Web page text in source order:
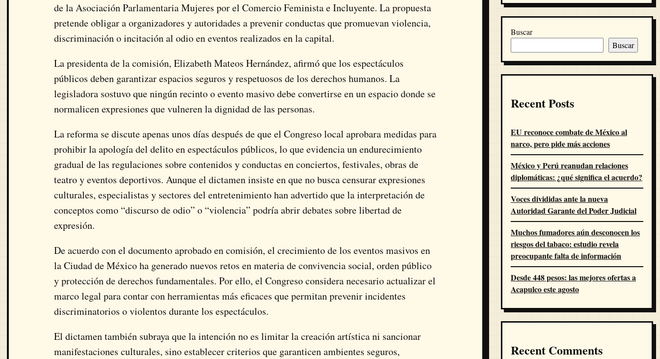
de la Asociación Parlamentaria Mujeres por el Comercio Feminista e Incluyente. La propuesta
pretende obligar a organizadores y autoridades a prevenir conductas que promuevan violencia,
discriminación o incitación al odio en eventos realizados en la capital.
La presidenta de la comisión, Elizabeth Mateos Hernández, afirmó que los espectáculos
públicos deben garantizar espacios seguros y respetuosos de los derechos humanos. La
legisladora sostuvo que ningún recinto o evento masivo debe convertirse en un espacio donde se
normalicen expresiones que vulneren la dignidad de las personas.
La reforma se discute apenas unos días después de que el Congreso local aprobara medidas para
prohibir la apología del delito en espectáculos públicos, lo que evidencia un endurecimiento
gradual de las regulaciones sobre contenidos y conductas en conciertos, festivales, obras de
teatro y eventos deportivos. Aunque el dictamen insiste en que no busca censurar expresiones
culturales, especialistas y sectores del entretenimiento han advertido que la interpretación de
conceptos como “discurso de odio” o “violencia” podría abrir debates sobre libertad de
expresión.
De acuerdo con el documento aprobado en comisión, el crecimiento de los eventos masivos en
la Ciudad de México ha generado nuevos retos en materia de convivencia social, orden público
y protección de derechos fundamentales. Por ello, el Congreso considera necesario actualizar el
marco legal para contar con herramientas más eficaces que permitan prevenir incidentes
discriminatorios o violentos durante los espectáculos.
El dictamen también subraya que la intención no es limitar la creación artística ni sancionar
manifestaciones culturales, sino establecer criterios que garanticen ambientes seguros,
Buscar
Buscar
Recent Posts
EU reconoce combate de México al
narco, pero pide más acciones
México y Perú reanudan relaciones
diplomáticas: ¿qué significa el acuerdo?
Voces divididas ante la nueva
Autoridad Garante del Poder Judicial
Muchos fumadores aún desconocen los
riesgos del tabaco: estudio revela
preocupante falta de información
Desde 448 pesos: las mejores ofertas a
Acapulco este agosto
Recent Comments